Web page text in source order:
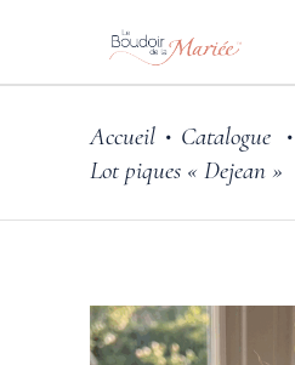
Accueil • Catalogue •
Lot piques « Dejean »